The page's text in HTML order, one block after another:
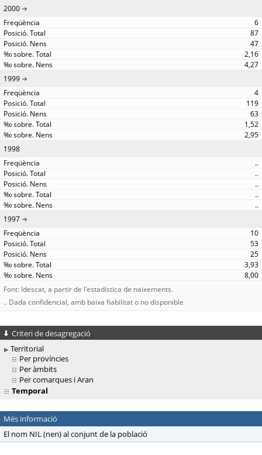
2000
6
87
47
2,16
4,27
1999
4
119
63
1,52
2,95
1998
..
..
..
..
..
1997
10
53
25
3,93
8,00
Font: Idescat, a partir de l'estadística de naixements.
.. Dada confidencial, amb baixa fiabilitat o no disponible
Criteri de desagregació
Territorial
Per províncies
Per àmbits
Per comarques i Aran
Temporal
Més informació
El nom NIL (nen) al conjunt de la població